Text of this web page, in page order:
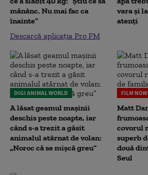
mănânc. Nu mai fac ca
înainte”
Descarcă aplicația Pro FM
vara și
atenți
DIGI ANIMAL WORLD
A lăsat geamul mașinii
deschis peste noapte, iar
când s-a trezit a găsit
animalul atârnat de volan:
„Noroc că se mișcă greu”
FILM NOW
Matt
covorul
superb
două
Seul